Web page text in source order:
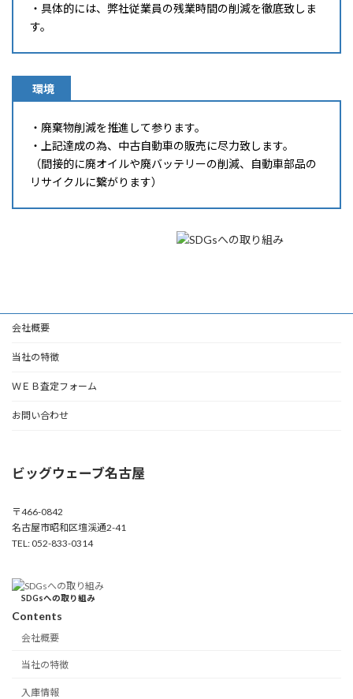
・具体的には、弊社従業員の残業時間の削減を徹底致しま
す。
環境
・廃棄物削減を推進して参ります。
・上記達成の為、中古自動車の販売に尽力致します。
（間接的に廃オイルや廃バッテリーの削減、自動車部品の
リサイクルに繋がります）
会社概要
当社の特徴
ＷＥＢ査定フォーム
お問い合わせ
ビッグウェーブ名古屋
〒466-0842
名古屋市昭和区壇渓通2-41
TEL: 052-833-0314
SDGsへの取り組み
Contents
会社概要
当社の特徴
入庫情報